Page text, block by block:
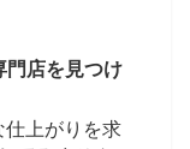
門店を見つけ
仕上がりを求